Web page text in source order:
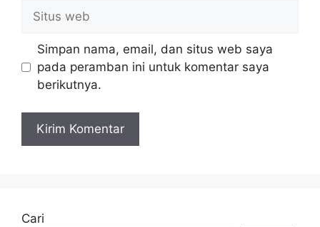
Situs
web
Simpan nama, email, dan situs web saya
pada peramban ini untuk komentar saya
berikutnya.
Cari